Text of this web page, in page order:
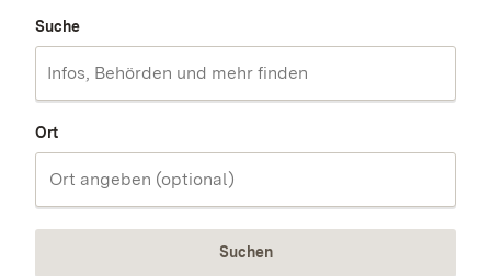
Suche
Ort
Suchen